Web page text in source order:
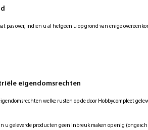
pas over, indien u al hetgeen u op grond van enige
eigendomsrechten
welke rusten op de door Hobbycompleet
u geleverde producten geen inbreuk maken op enig